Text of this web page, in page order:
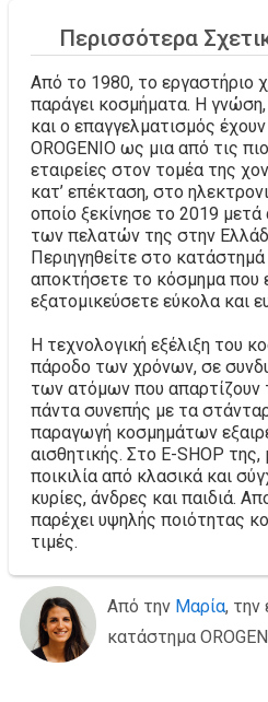
Περισσότερα
Από το 1980, το εργαστήριο
παράγει κοσμήματα. Η γνώση,
και ο επαγγελματισμός
OROGENIO ως μια από τις
εταιρείες στον τομέα της
κατ’ επέκταση, στο
οποίο ξεκίνησε το 2019
των πελατών της στην
Περιηγηθείτε στο κατάστημά
αποκτήσετε το κόσμημα που
εξατομικεύσετε εύκολα και
Η τεχνολογική εξέλιξη του
πάροδο των χρόνων, σε
των ατόμων που απαρτίζουν
πάντα συνεπής με τα
παραγωγή κοσμημάτων
αισθητικής. Στο E-SHOP της,
ποικιλία από κλασικά και
κυρίες, άνδρες και παιδιά.
παρέχει υψηλής ποιότητας
τιμές.
Από την Μαρία, την
κατάστημα